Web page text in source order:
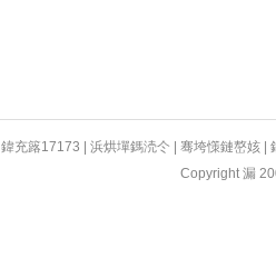
鍏充簬17173 |浜烘墠鎷涜仒 |骞垮憡鏈嶅姟 |
Copyright 漏